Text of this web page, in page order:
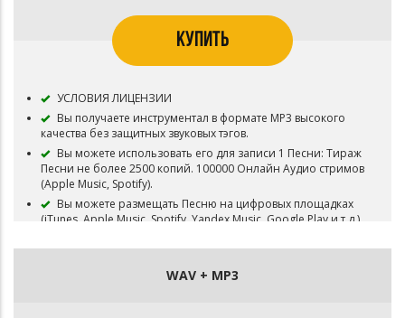
КУПИТЬ
УСЛОВИЯ ЛИЦЕНЗИИ
Вы получаете инструментал в формате MP3 высокого
качества без защитных звуковых тэгов.
Вы можете использовать его для записи 1 Песни: Тираж
Песни не более 2500 копий. 100000 Онлайн Аудио стримов
(Apple Music, Spotify).
Вы можете размещать Песню на цифровых площадках
(iTunes, Apple Music, Spotify, Yandex.Music, Google Play и т.д.).
В названии песни, записанной под этот минус,
WAV + MP3